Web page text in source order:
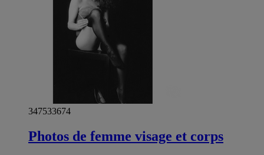
347533674
Photos de femme visage et corps